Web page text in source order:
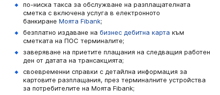
по-ниска такса за обслужване на разплащателната
сметка с включена услуга в електронното
банкиране Моята Fibank;
безплатно издаване на бизнес дебитна карта към
сметката на ПОС терминалите;
заверяване на приетите плащания на следващия работен
ден от датата на трансакцията;
своевременни справки с детайлна информация за
картовите разплащания, през терминалните устройства
за потребителите на Моята Fibank;